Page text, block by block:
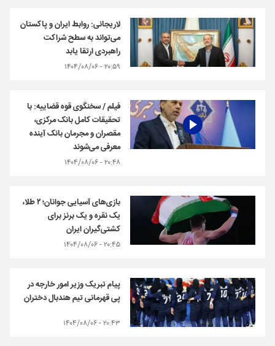
لاریجانی: روابط ایران و پاکستان
می‌تواند به سطح شراکت
راهبردی ارتقا یابد
۲۰:۵۹ - ۱۴۰۴/۰۸/۰۶
فیلم / سخنگوی قوه قضاییه: با
تحقیقات کامل بانک مرکزی،
مقصران و مجرمان بانک آینده
معرفی می‌شوند
۲۰:۴۸ - ۱۴۰۴/۰۸/۰۶
بازی‌های آسیایی جوانان؛ ۲ طلا،
یک نقره و یک برنز برای
کشتی‌گیران ایران
۲۰:۴۵ - ۱۴۰۴/۰۸/۰۶
پیام تبریک وزیر امور خارجه در
پی قهرمانی تیم هندبال دختران
۲۰:۴۳ - ۱۴۰۴/۰۸/۰۶